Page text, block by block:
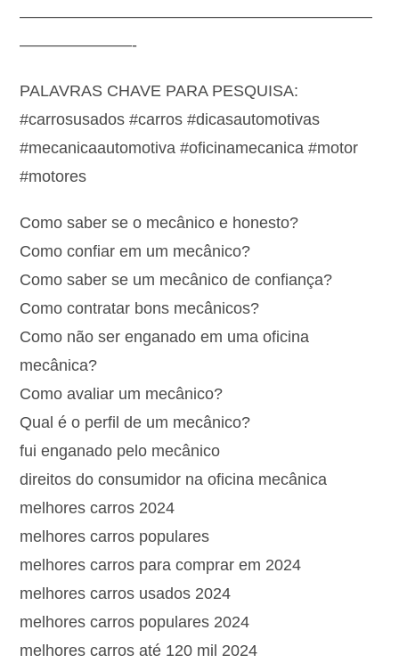
——————————————————————
———————-
PALAVRAS CHAVE PARA PESQUISA:
#carrosusados #carros #dicasautomotivas
#mecanicaautomotiva #oficinamecanica #motor
#motores
Como saber se o mecânico e honesto?
Como confiar em um mecânico?
Como saber se um mecânico de confiança?
Como contratar bons mecânicos?
Como não ser enganado em uma oficina
mecânica?
Como avaliar um mecânico?
Qual é o perfil de um mecânico?
fui enganado pelo mecânico
direitos do consumidor na oficina mecânica
melhores carros 2024
melhores carros populares
melhores carros para comprar em 2024
melhores carros usados 2024
melhores carros populares 2024
melhores carros até 120 mil 2024